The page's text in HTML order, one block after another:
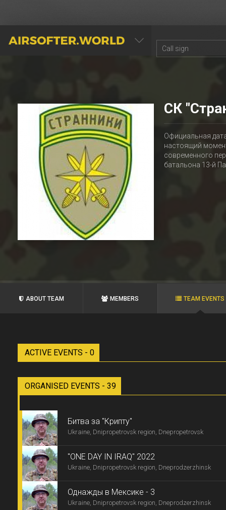
AIRSOFTER.WORLD
СК
Официальная
настоящий
современного
батальона 13-й
ABOUT TEAM MEMBERS TEAM EVENTS
ACTIVE EVENTS - 0
ORGANISED EVENTS - 39
Битва за "Крипту"
Ukraine, Dnipropetrovsk region, Dnepropetrovsk
"ONE DAY IN IRAQ" 2022
Ukraine, Dnipropetrovsk region, Dneprodzerzhinsk
Однажды в Мексике - 3
Ukraine, Dnipropetrovsk region, Dneprodzerzhinsk